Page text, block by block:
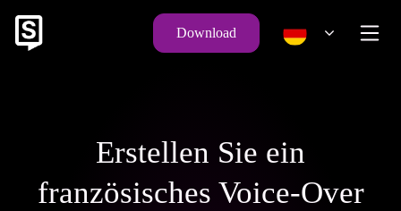
Download
Erstellen Sie ein
französisches Voice-Over